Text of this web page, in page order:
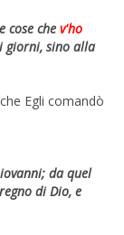
cose che v'ho
giorni, sino alla
Egli comandò
da quel
di Dio, e